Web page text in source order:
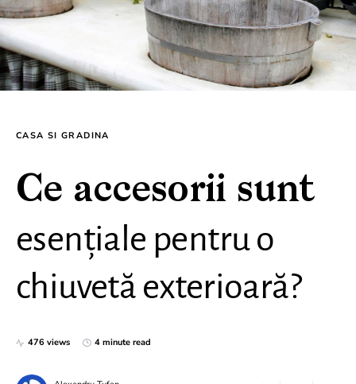
CASA SI GRADINA
Ce accesorii sunt
esențiale pentru o
chiuvetă exterioară?
476 views 4 minute read